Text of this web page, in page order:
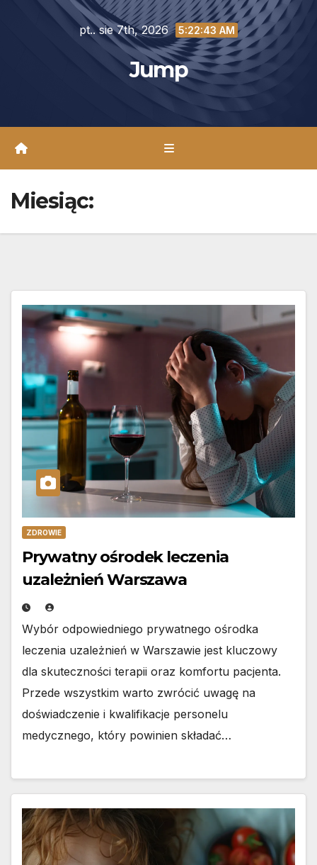
pt.. sie 7th, 2026 5:22:44 AM
Jump
Miesiąc:
ZDROWIE
Prywatny ośrodek leczenia
uzależnień Warszawa
Wybór odpowiedniego prywatnego ośrodka
leczenia uzależnień w Warszawie jest kluczowy
dla skuteczności terapii oraz komfortu pacjenta.
Przede wszystkim warto zwrócić uwagę na
doświadczenie i kwalifikacje personelu
medycznego, który powinien składać…